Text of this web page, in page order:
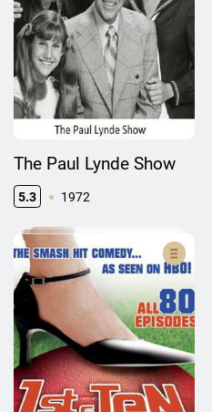
The Paul Lynde Show
5.3 1972